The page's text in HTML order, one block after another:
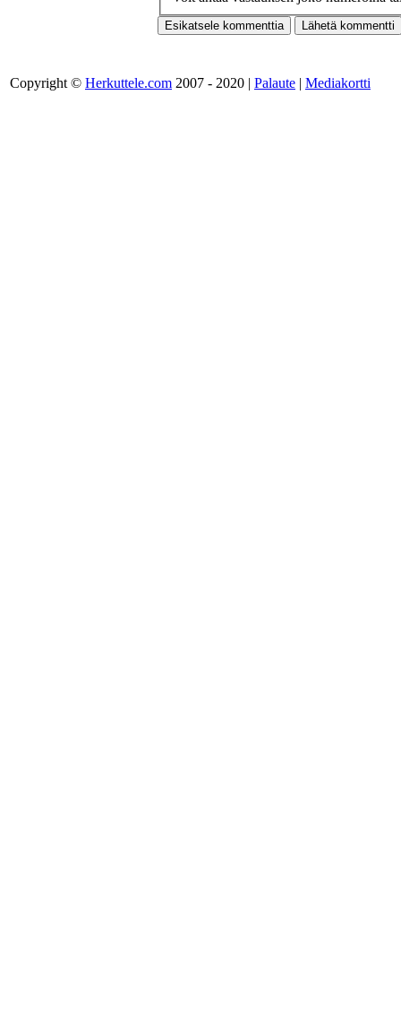
Copyright © Herkuttele.com 2007 - 2020 | Palaute | Mediakortti